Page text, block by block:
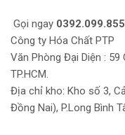
Gọi ngay 0392.099.855
Công ty Hóa Chất PTP
Văn Phòng Đại Diện : 59
TP.HCM.
Địa chỉ kho: Kho số 3,
Đồng Nai), P.Long Bình